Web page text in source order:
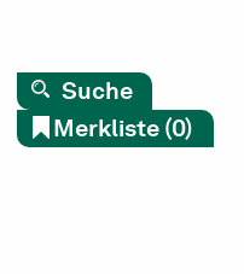
Suche
Merkliste (0)